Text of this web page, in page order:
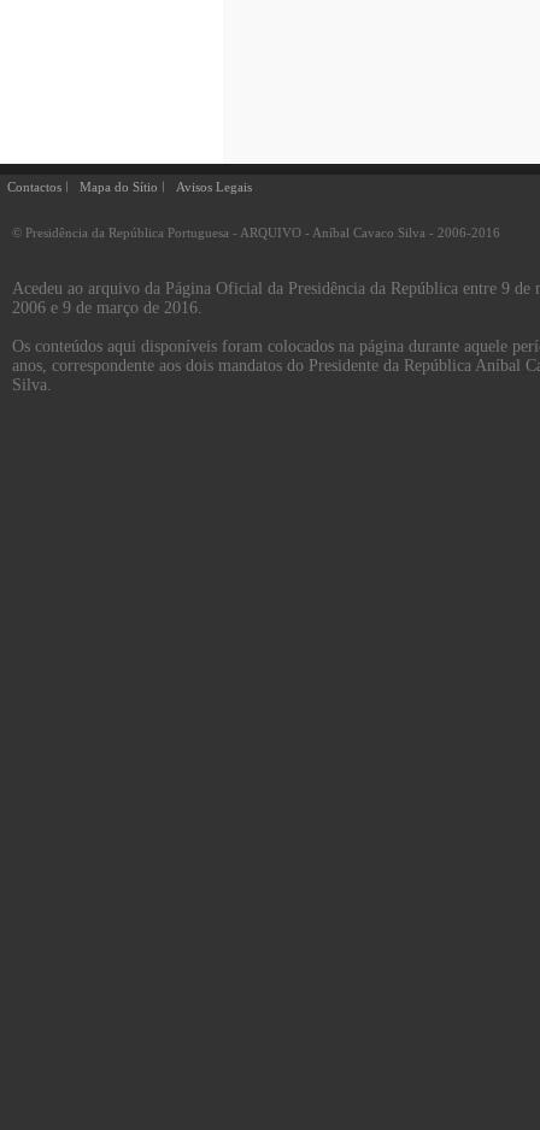
Contactos Mapa do Sítio Avisos Legais
© Presidência da República Portuguesa - ARQUIVO - Aníbal Cavaco Silva - 2006-2016
Acedeu ao arquivo da Página Oficial da Presidência da República entre 9 de
2006 e 9 de março de 2016.
Os conteúdos aqui disponíveis foram colocados na página durante aquele
anos, correspondente aos dois mandatos do Presidente da República Aníbal
Silva.